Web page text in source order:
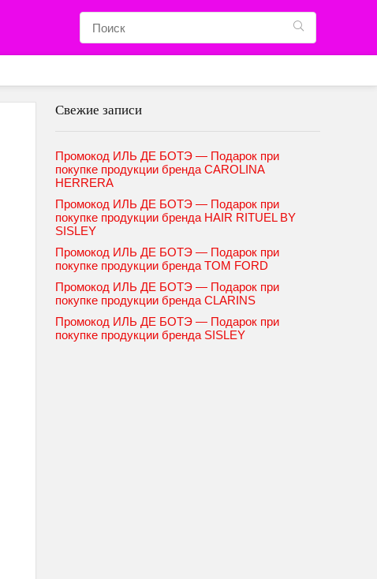
Свежие записи
Промокод ИЛЬ ДЕ БОТЭ — Подарок при
покупке продукции бренда CAROLINA
HERRERA
Промокод ИЛЬ ДЕ БОТЭ — Подарок при
покупке продукции бренда HAIR RITUEL BY
SISLEY
Промокод ИЛЬ ДЕ БОТЭ — Подарок при
покупке продукции бренда TOM FORD
Промокод ИЛЬ ДЕ БОТЭ — Подарок при
покупке продукции бренда CLARINS
Промокод ИЛЬ ДЕ БОТЭ — Подарок при
покупке продукции бренда SISLEY